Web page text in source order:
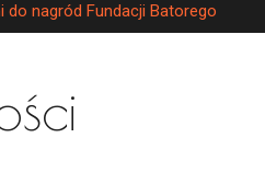
do nagród Fundacji Batorego